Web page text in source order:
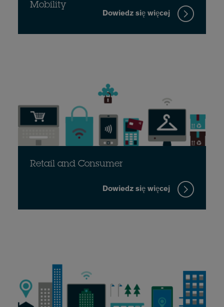
Mobility
Dowiedz się więcej
Retail and Consumer
Dowiedz się więcej